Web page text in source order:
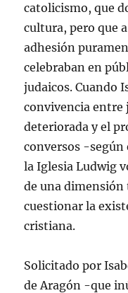
catolicismo, que
cultura, pero que
adhesión
celebraban en
judaicos. Cuando
convivencia entre
deteriorada y el
conversos -
la Iglesia Ludwig
de una dimensión
cuestionar la
cristiana.
Solicitado por
de Aragón -que